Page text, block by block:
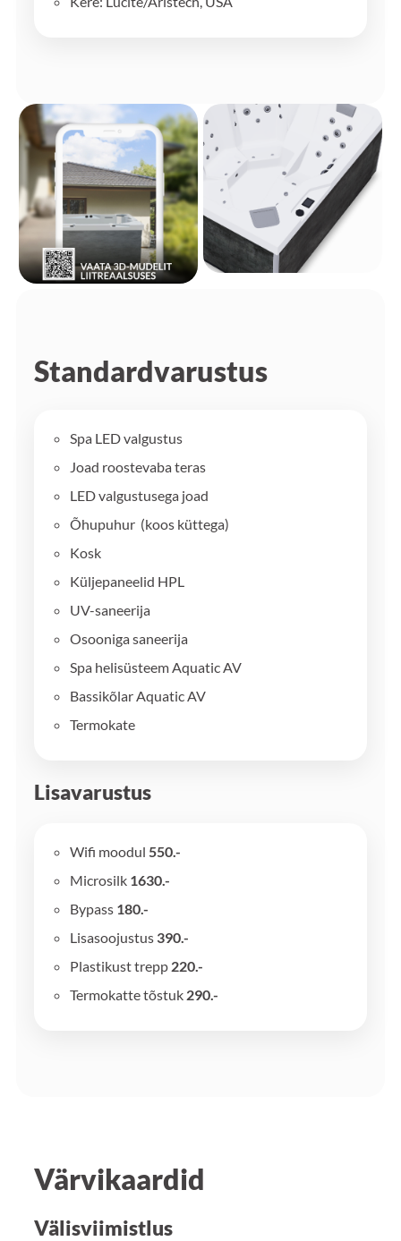
Standardvarustus
Spa LED valgustus
Joad roostevaba teras
LED valgustusega joad
Õhupuhur (koos küttega)
Kosk
Küljepaneelid HPL
UV-saneerija
Osooniga saneerija
Spa helisüsteem Aquatic AV
Bassikõlar Aquatic AV
Termokate
Lisavarustus
Wifi moodul 550.-
Microsilk 1630.-
Bypass 180.-
Lisasoojustus 390.-
Plastikust trepp 220.-
Termokatte tõstuk 290.-
Värvikaardid
Välisviimistlus